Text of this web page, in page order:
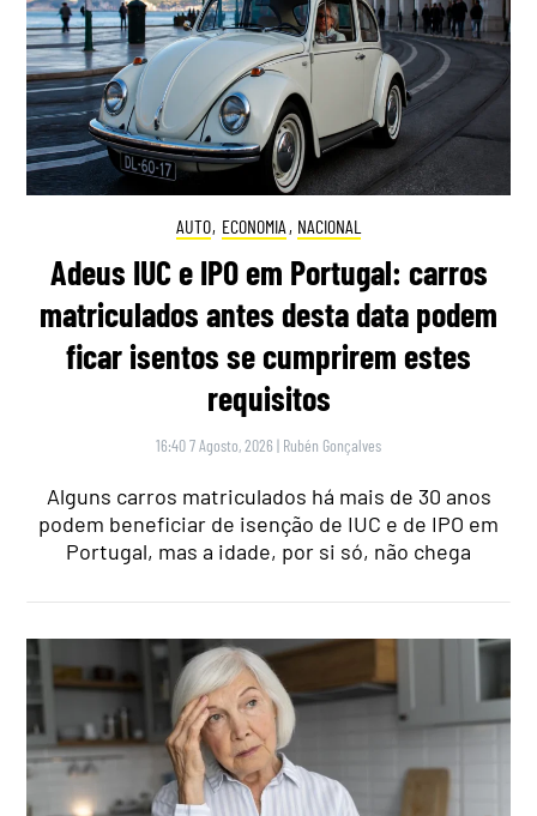
AUTO, ECONOMIA , NACIONAL
Adeus IUC e IPO em Portugal: carros
matriculados antes desta data podem
ficar isentos se cumprirem estes
requisitos
16:40 7 Agosto, 2026 | Rubén Gonçalves
Alguns carros matriculados há mais de 30 anos
podem beneficiar de isenção de IUC e de IPO em
Portugal, mas a idade, por si só, não chega